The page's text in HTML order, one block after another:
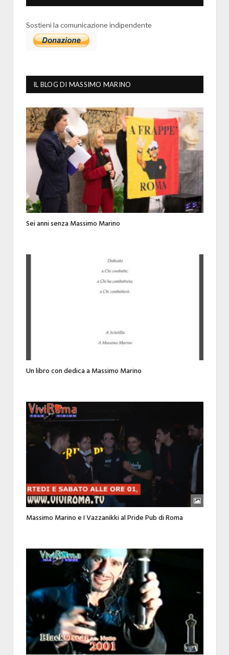
Sostieni la comunicazione indipendente
IL BLOG DI MASSIMO MARINO
Sei anni senza Massimo Marino
Un libro con dedica a Massimo Marino
Massimo Marino e I Vazzanikki al Pride Pub di Roma